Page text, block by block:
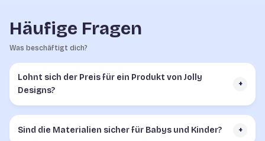
Häufige Fragen
Was beschäftigt dich?
Lohnt sich der Preis für ein Produkt von Jolly
Designs?
+
Sind die Materialien sicher für Babys und Kinder? +